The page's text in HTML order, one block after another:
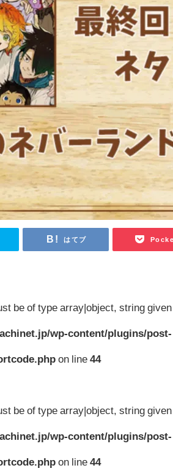
はてブ
be of type array|object, string
wp-content/plugins/post-
on line44
be of type array|object, string
wp-content/plugins/post-
on line44